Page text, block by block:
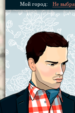
Мой город: Не